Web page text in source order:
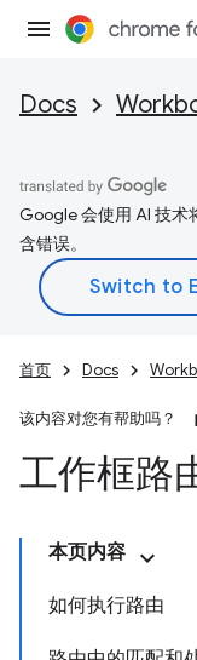
Docs
Google 会使用 AI 技术
含错误。
首页 Docs
该内容对您有帮助吗？
工作框路
本页内容
如何执行路由